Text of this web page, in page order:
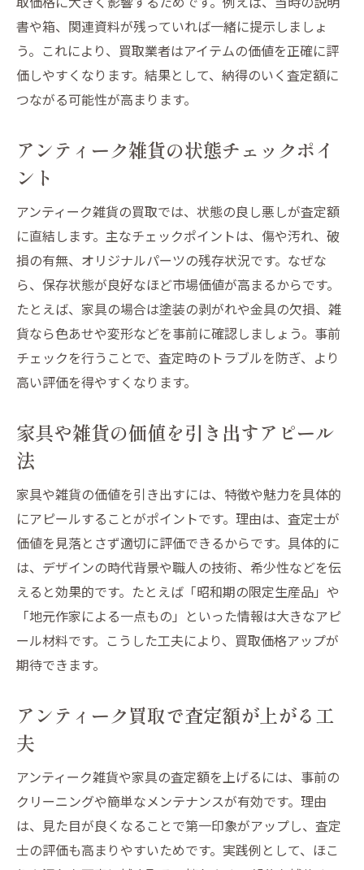
書や箱、関連資料が残っていれば一緒に提示しましょ
う。これにより、買取業者はアイテムの価値を正確に評
価しやすくなります。結果として、納得のいく査定額に
つながる可能性が高まります。
アンティーク雑貨の状態チェックポイ
ント
アンティーク雑貨の買取では、状態の良し悪しが査定額
に直結します。主なチェックポイントは、傷や汚れ、破
損の有無、オリジナルパーツの残存状況です。なぜな
ら、保存状態が良好なほど市場価値が高まるからです。
たとえば、家具の場合は塗装の剥がれや金具の欠損、雑
貨なら色あせや変形などを事前に確認しましょう。事前
チェックを行うことで、査定時のトラブルを防ぎ、より
高い評価を得やすくなります。
家具や雑貨の価値を引き出すアピール
法
家具や雑貨の価値を引き出すには、特徴や魅力を具体的
にアピールすることがポイントです。理由は、査定士が
価値を見落とさず適切に評価できるからです。具体的に
は、デザインの時代背景や職人の技術、希少性などを伝
えると効果的です。たとえば「昭和期の限定生産品」や
「地元作家による一点もの」といった情報は大きなアピ
ール材料です。こうした工夫により、買取価格アップが
期待できます。
アンティーク買取で査定額が上がる工
夫
アンティーク雑貨や家具の査定額を上げるには、事前の
クリーニングや簡単なメンテナンスが有効です。理由
は、見た目が良くなることで第一印象がアップし、査定
士の評価も高まりやすいためです。実践例として、ほこ